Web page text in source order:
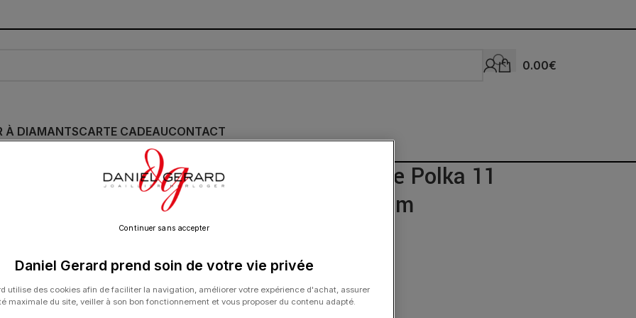
0.00€
À DIAMANTSCARTE CADEAUCONTACT
Collier La Brune & La Blonde Polka 11
Nacrée Dorée Or Jaune 42cm
Daniel Gerard prend soin de votre vie privée
utilise des cookies afin de faciliter la navigation, améliorer votre expérience d'achat, assurer
maximale du site, veiller à son bon fonctionnement et vous proposer du contenu adapté.
Continuer sans accepter